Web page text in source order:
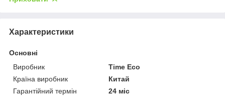
Характеристики
Основні
Виробник
Time Eco
Країна виробник
Китай
Гарантійний термін
24 міс